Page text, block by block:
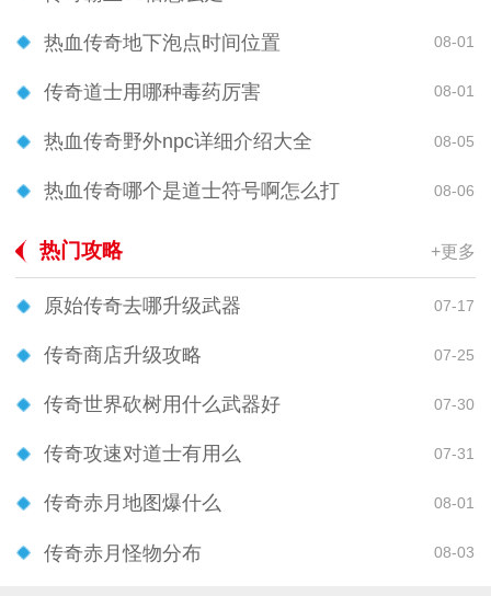
热血传奇地下泡点时间位置 08-01
传奇道士用哪种毒药厉害 08-01
热血传奇野外npc详细介绍大全 08-05
热血传奇哪个是道士符号啊怎么打 08-06
热门攻略 +更多
原始传奇去哪升级武器 07-17
传奇商店升级攻略 07-25
传奇世界砍树用什么武器好 07-30
传奇攻速对道士有用么 07-31
传奇赤月地图爆什么 08-01
传奇赤月怪物分布 08-03